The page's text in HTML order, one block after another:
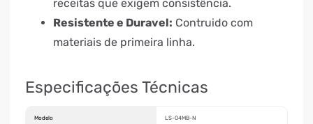
receitas que exigem consistência.
Resistente e Duravel: Contruido com
materiais de primeira linha.
Especificações Técnicas
Modelo LS-04MB-N